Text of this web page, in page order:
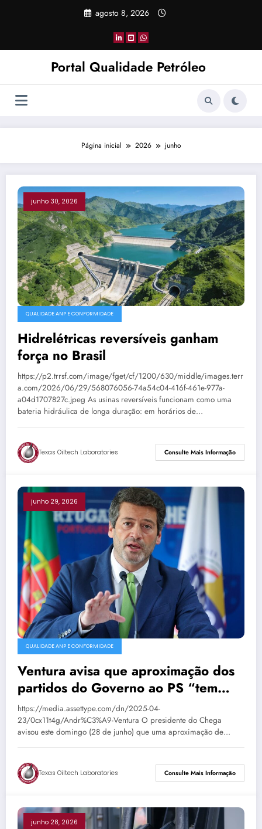
agosto 8, 2026
Portal Qualidade Petróleo
Página inicial 2026 junho
junho 30, 2026
QUALIDADE ANP E CONFORMIDADE
Hidrelétricas reversíveis ganham
força no Brasil
https://p2.trrsf.com/image/fget/cf/1200/630/middle/images.terr
a.com/2026/06/29/568076056-74a54c04-416f-461e-977a-
a04d1707827c.jpeg As usinas reversíveis funcionam como uma
bateria hidráulica de longa duração: em horários de…
Texas Oiltech Laboratories Consulte Mais Informação
junho 29, 2026
QUALIDADE ANP E CONFORMIDADE
Ventura avisa que aproximação dos
partidos do Governo ao PS “tem
consequências”
https://media.assettype.com/dn/2025-04-
23/0cx11t4g/Andr%C3%A9-Ventura O presidente do Chega
avisou este domingo (28 de junho) que uma aproximação de…
Texas Oiltech Laboratories Consulte Mais Informação
junho 28, 2026